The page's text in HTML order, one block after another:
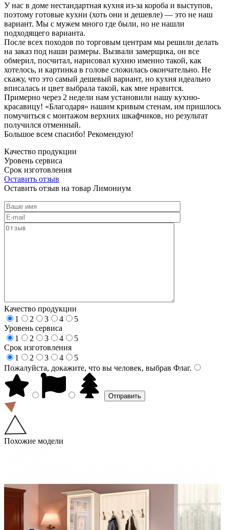
У нас в доме нестандартная кухня из-за короба и выступов,
поэтому готовые кухни (хоть они и дешевле) — это не наш
вариант. Мы с мужем много где были, но не нашли
подходящего варианта.
После всех походов по торговым центрам мы решили делать
на заказ под наши размеры. Вызвали замерщика, он все
обмерил, посчитал, нарисовал кухню именно такой, как
хотелось, и картинка в голове сложилась окончательно. Не
скажу, что это самый дешевый вариант, но кухня идеально
вписалась и цвет выбрала такой, как мне нравится.
Примерно через 2 недели нам установили нашу кухню-
красавицу! «Благодаря» нашим кривым стенам, им пришлось
помучиться с монтажом верхних шкафчиков, но результат
получился отменный.
Большое всем спасибо! Рекомендую!
Качество продукции
Уровень сервиса
Срок изготовления
Оставить отзыв
Оставить отзыв на товар Лимониум
Качество продукции
1
2 3 4
5
Уровень сервиса
1
2 3 4
5
Срок изготовления
1
2 3 4
5
Пожалуйста, докажите, что вы человек, выбрав Флаг.
Похожие модели